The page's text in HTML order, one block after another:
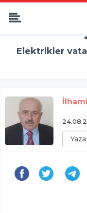
Elektrikler